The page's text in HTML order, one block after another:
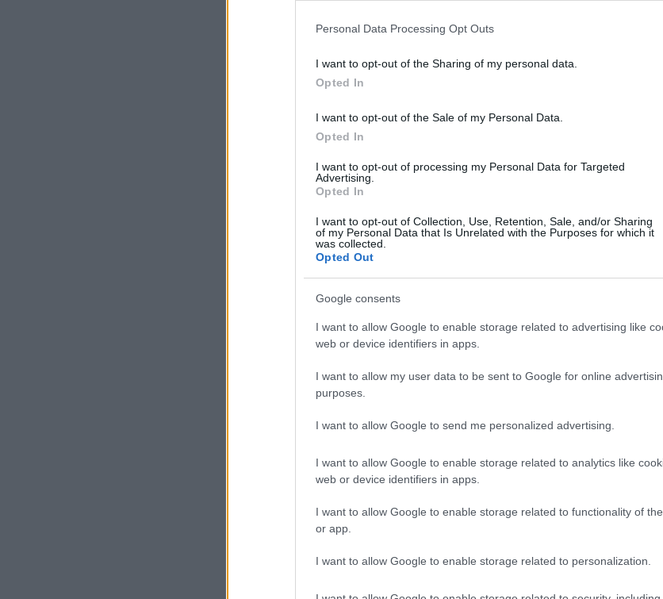
Personal Data Processing Opt Outs
I want to opt-out of the Sharing of my personal data.
Opted In
I want to opt-out of the Sale of my Personal Data.
Opted In
I want to opt-out of processing my Personal Data for Targeted
Advertising.
Opted In
I want to opt-out of Collection, Use, Retention, Sale, and/or Sharing
of my Personal Data that Is Unrelated with the Purposes for which it
was collected.
Opted Out
Google consents
I want to allow Google to enable storage related to advertising like
web or device identifiers in apps.
I want to allow my user data to be sent to Google for online
purposes.
I want to allow Google to send me personalized advertising.
I want to allow Google to enable storage related to analytics like
web or device identifiers in apps.
I want to allow Google to enable storage related to functionality of
or app.
I want to allow Google to enable storage related to personalization.